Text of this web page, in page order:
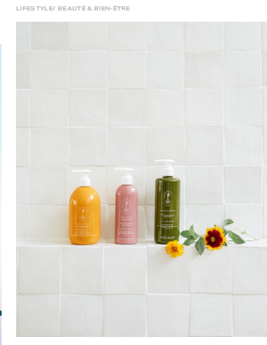
BEAUTÉ & BIEN-ÊTRE
LIFESTYLE